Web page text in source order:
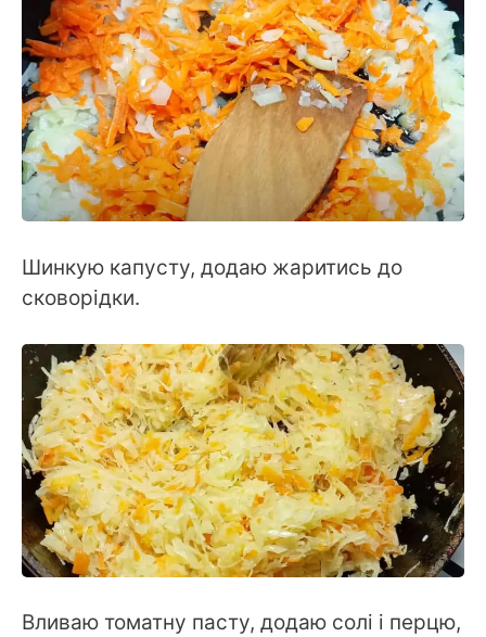
Шинкую капусту, додаю жаритись до
сковорідки.
Вливаю томатну пасту, додаю солі і перцю,